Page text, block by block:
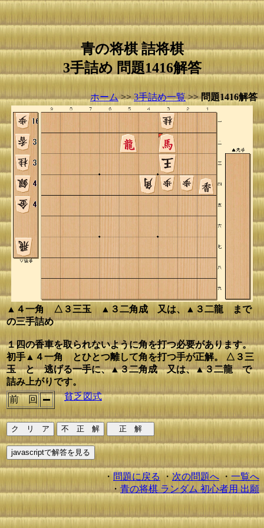
青の将棋 詰将棋
3手詰め 問題1416解答
ホーム>>3手詰め一覧>>問題1416解答
▲４一角 △３三玉 ▲３二角成 又は、▲３二龍 まで
の三手詰め
１四の香車を取られないように角を打つ必要があります。
初手▲４一角 とひとつ離して角を打つ手が正解。 △３三
玉 と 逃げる一手に、▲３二角成 又は、▲３二龍 で
詰み上がりです。
前 回
貧乏図式
・問題に戻る・次の問題へ・一覧へ
・ 青の将棋 ランダム 初心者用 出願